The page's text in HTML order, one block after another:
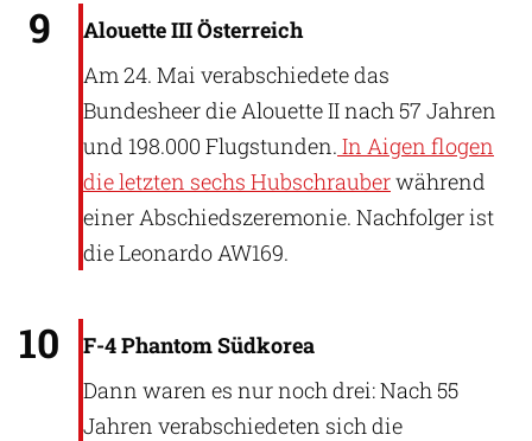
9
Alouette III Österreich
Am 24. Mai verabschiedete das
Bundesheer die Alouette II nach 57 Jahren
und 198.000 Flugstunden. In Aigen flogen
die letzten sechs Hubschrauberwährend
einer Abschiedszeremonie. Nachfolger ist
die Leonardo AW169.
10
F-4 Phantom Südkorea
Dann waren es nur noch drei: Nach 55
Jahren verabschiedeten sich die